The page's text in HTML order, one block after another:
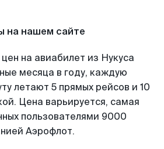
на нашем сайте
на авиабилет из Нукуса
месяца в году, каждую
летают 5 прямых рейсов и 10
Цена варьируется, самая
пользователями 9000
Аэрофлот.